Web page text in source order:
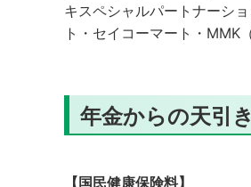
キスペシャルパートナーシ
ト・セイコーマート・
年金からの天引
【国民健康保険料】